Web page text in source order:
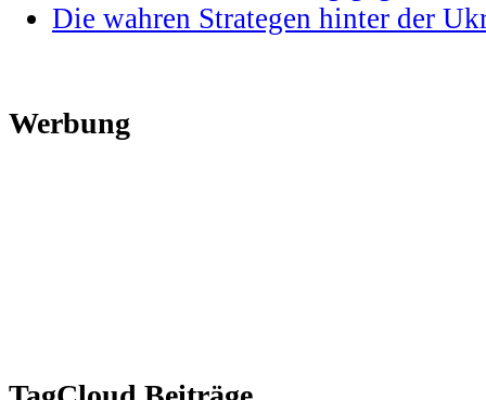
Die wahren Strategen hinter der
Werbung